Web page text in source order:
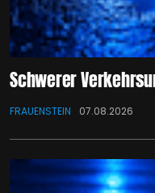
Schwerer
FRAUENSTEIN 07.08.2026